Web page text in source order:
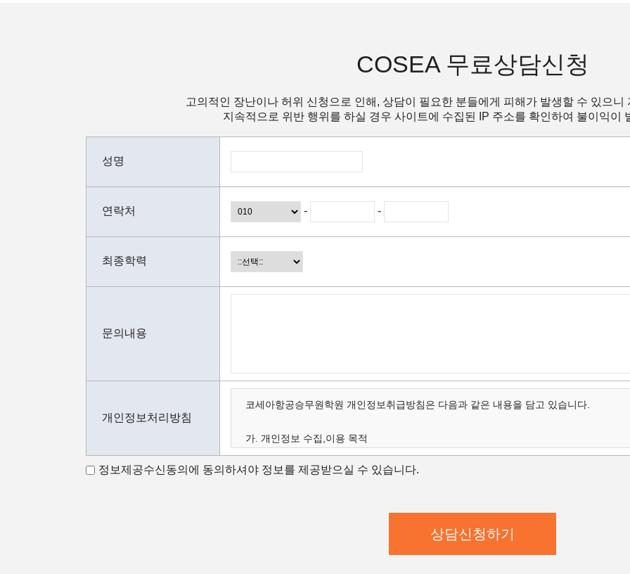
COSEA 무료상담신청
고의적인 장난이나 허위 신청으로 인해, 상담이 필요한 분들에게 피해가 발생할 수 있으니
지속적으로 위반 행위를 하실 경우 사이트에 수집된 IP 주소를 확인하여 불이익이
성명
연락처 - -
최종학력
문의내용
개인정보처리방침
코세아항공승무원학원 개인정보취급방침은 다음과 같은 내용을 담고 있습니다.
가. 개인정보 수집,이용 목적
나. 수집하는 개인정보의 항목
다. 개인정보의 보유 및 이용 기간
- 홈페이지 내 상담신청(입학문의, 상담신청)
- 과정문의에 대한 학과담당자들의 전화 및 이메일 상담
정보제공수신동의에 동의하셔야 정보를 제공받으실 수 있습니다.